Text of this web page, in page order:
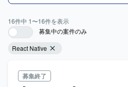
16件中 1〜16件を表示
募集中の案件のみ
React Native
募集終了